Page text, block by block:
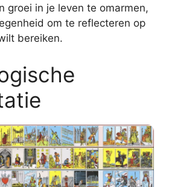
groei in je leven te omarmen,
om te reflecteren op
bereiken.